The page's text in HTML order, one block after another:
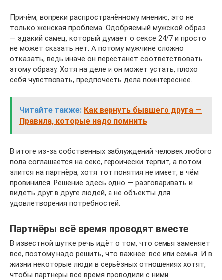
Причём, вопреки распространённому мнению, это не
только женская проблема. Одобряемый мужской образ
— эдакий самец, который думает о сексе 24/7 и просто
не может сказать нет. А потому мужчине сложно
отказать, ведь иначе он перестанет соответствовать
этому образу. Хотя на деле и он может устать, плохо
себя чувствовать, предпочесть дела поинтереснее.
Читайте также: Как вернуть бывшего друга —
Правила, которые надо помнить
В итоге из-за собственных заблуждений человек любого
пола соглашается на секс, героически терпит, а потом
злится на партнёра, хотя тот понятия не имеет, в чём
провинился. Решение здесь одно — разговаривать и
видеть друг в друге людей, а не объекты для
удовлетворения потребностей.
Партнёры всё время проводят вместе
В известной шутке речь идёт о том, что семья заменяет
всё, поэтому надо решить, что важнее: всё или семья. И в
жизни некоторые люди в серьёзных отношениях хотят,
чтобы партнёры всё время проводили с ними.